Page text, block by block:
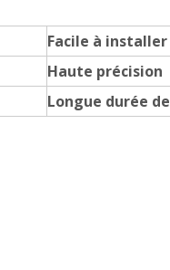
Facile à installer
Haute précision
Longue durée